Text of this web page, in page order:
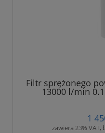
Filtr sprężonego
13000 l/min
1
zawiera 23%